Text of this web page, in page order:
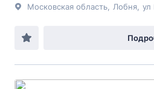
Московская область Лобня ул